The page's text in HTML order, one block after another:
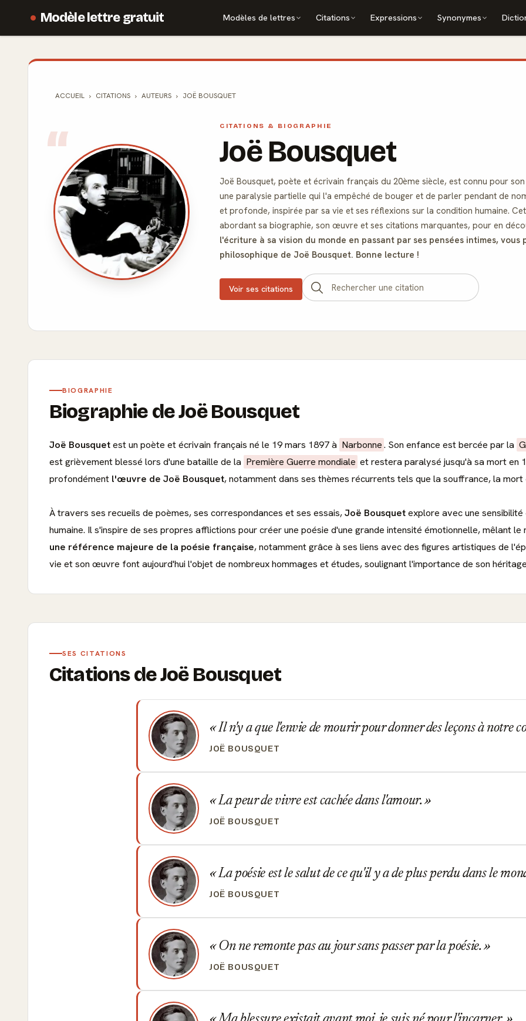
Modèle lettre gratuit Modèles de lettres Citations Expressions Synonymes
ACCUEIL CITATIONS AUTEURS JOË BOUSQUET
CITATIONS & BIOGRAPHIE
Joë Bousquet
Joë Bousquet, poète et écrivain français du 20ème siècle, est connu pour
une paralysie partielle qui l'a empêché de bouger et de parler pendant de
et profonde, inspirée par sa vie et ses réflexions sur la condition humaine.
abordant sa biographie, son œuvre et ses citations marquantes, pour en
l'écriture à sa vision du monde en passant par ses pensées intimes,
philosophique de Joë Bousquet. Bonne lecture !
Voir ses citations
BIOGRAPHIE
Biographie de Joë Bousquet
Joë Bousquetest un poète et écrivain français né le 19 mars 1897 à Narbonne. Son enfance est bercée par la
est grièvement blessé lors d'une bataille de la Première Guerre mondiale et restera paralysé jusqu'à sa mort en
profondément l'œuvre de Joë Bousquet, notamment dans ses thèmes récurrents tels que la souffrance, la
À travers ses recueils de poèmes, ses correspondances et ses essais,Joë Bousquetexplore avec une
humaine. Il s'inspire de ses propres afflictions pour créer une poésie d'une grande intensité émotionnelle, mêlant
une référence majeure de la poésie française, notamment grâce à ses liens avec des figures artistiques de
vie et son œuvre font aujourd'hui l'objet de nombreux hommages et études, soulignant l'importance de son
SES CITATIONS
Citations de Joë Bousquet
Il n'y a que l'envie de mourir pour donner des leçons à notre
JOË BOUSQUET
La peur de vivre est cachée dans l'amour.
JOË BOUSQUET
La poésie est le salut de ce qu'il y a de plus perdu dans le
JOË BOUSQUET
On ne remonte pas au jour sans passer par la poésie.
JOË BOUSQUET